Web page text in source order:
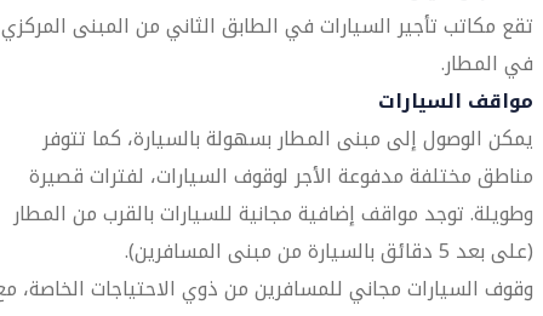
تقع مكاتب تأجير السيارات في الطابق الثاني من المبنى المركزي
في المطار.
مواقف السيارات
يمكن الوصول إلى مبنى المطار بسهولة بالسيارة، كما تتوفر
مناطق مختلفة مدفوعة الأجر لوقوف السيارات، لفترات قصيرة
وطويلة. توجد مواقف إضافية مجانية للسيارات بالقرب من المطار
(على بعد 5 دقائق بالسيارة من مبنى المسافرين).
وقوف السيارات مجاني للمسافرين من ذوي الاحتياجات الخاصة،